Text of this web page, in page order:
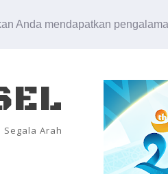
Anda mendapatkan
Segala Arah